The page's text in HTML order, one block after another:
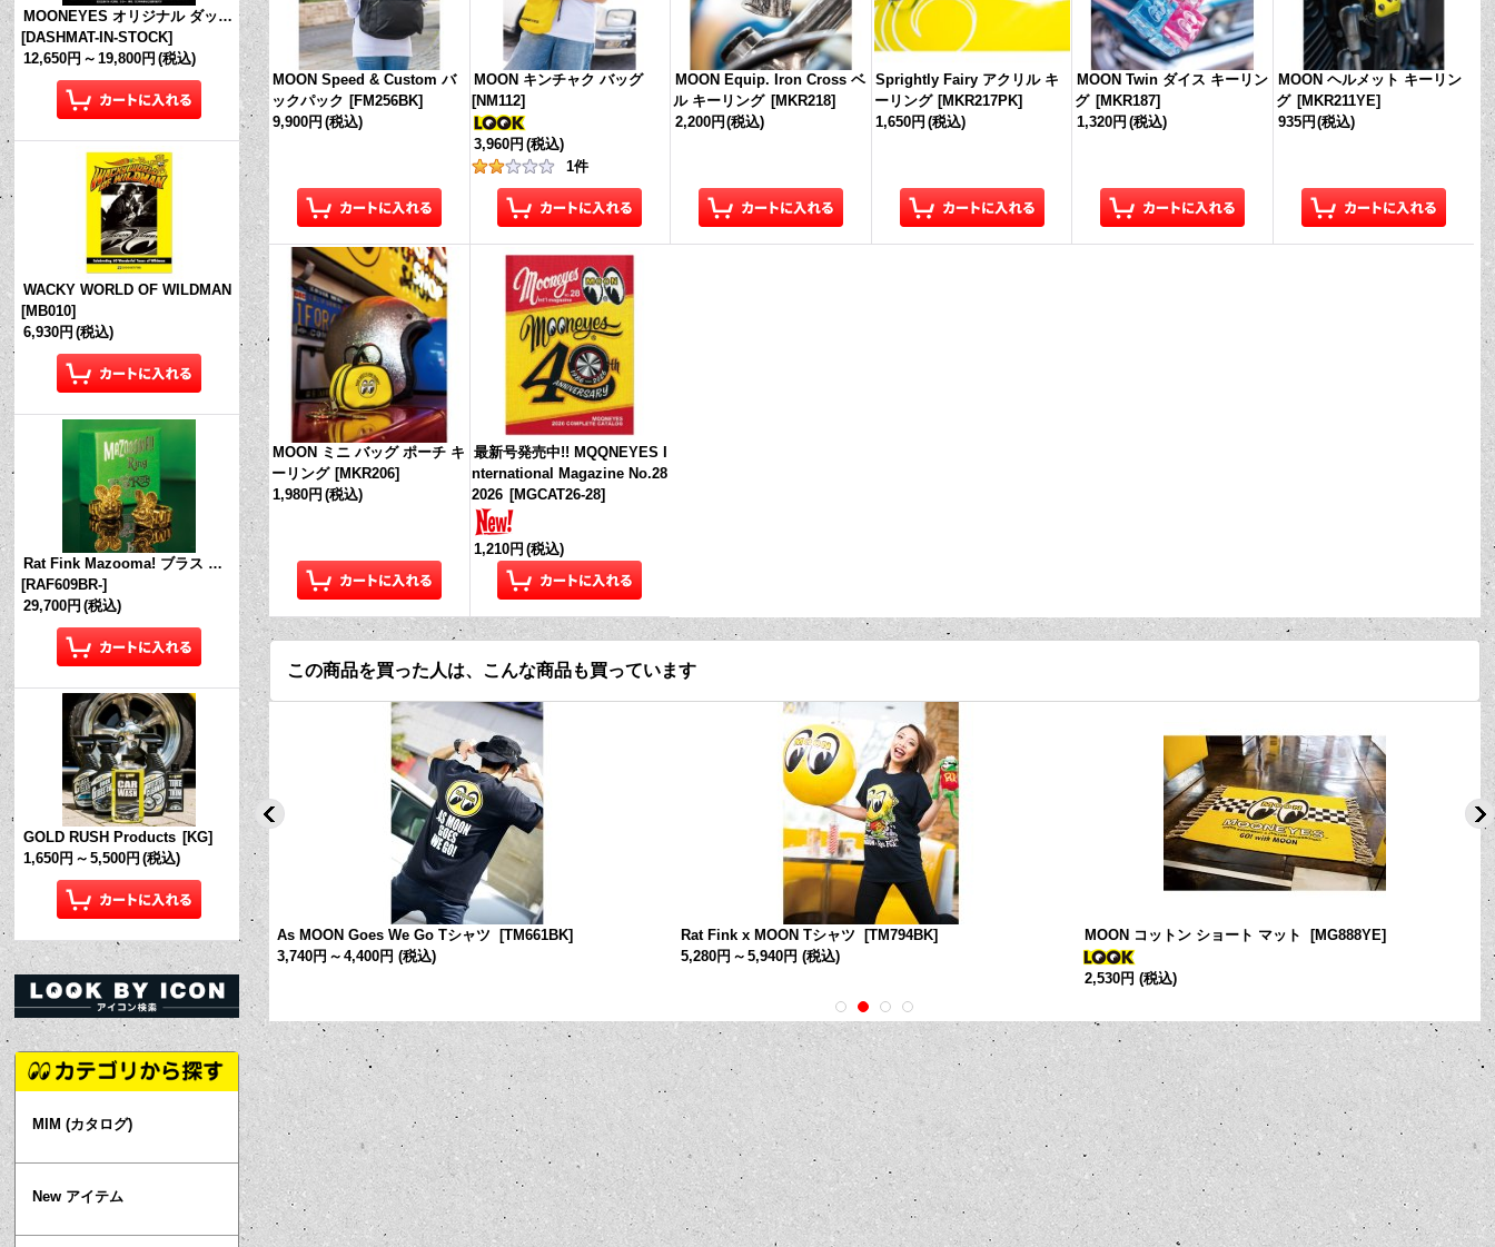
MOONEYES オリジナル ダッシュマット (in Stock!)
[DASHMAT-IN-STOCK]
12,650円 ～ 19,800円 (税込)
WACKY WORLD OF WILDMAN
[MB010]
6,930円 (税込)
Rat Fink Mazooma! ブラス リング
[RAF609BR-]
29,700円 (税込)
GOLD RUSH Products [KG]
1,650円 ～ 5,500円 (税込)
MIM (カタログ)
New アイテム
MOON Speed & Custom バ
ックパック [FM256BK]
9,900円 (税込)
MOON キンチャク バッグ
[NM112]
3,960円 (税込)
1件
MOON Equip. Iron Cross ベ
ル キーリング [MKR218]
2,200円 (税込)
Sprightly Fairy アクリル キ
ーリング [MKR217PK]
1,650円 (税込)
MOON Twin ダイス キーリン
グ [MKR187]
1,320円 (税込)
MOON ヘルメット キーリン
グ [MKR211YE]
935円 (税込)
MOON ミニ バッグ ポーチ キ
ーリング [MKR206]
1,980円 (税込)
最新号発売中!! MQQNEYES I
nternational Magazine No.28
2026 [MGCAT26-28]
1,210円 (税込)
この商品を買った人は、こんな商品も買っています
Logo Tシャツ
込)
As MOON Goes We Go Tシャツ [TM661BK]
3,740円 ～ 4,400円 (税込)
Rat Fink x MOON Tシャツ [TM794BK]
5,280円 ～ 5,940円 (税込)
MOON コットン ショート マット [MG888YE]
2,530円 (税込)